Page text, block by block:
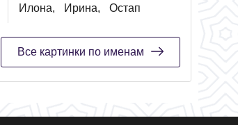
Илона,
Ирина, Остап
Все картинки по именам